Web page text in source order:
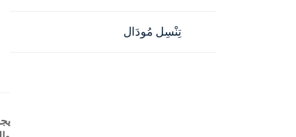
تِنْسِل مُودَال